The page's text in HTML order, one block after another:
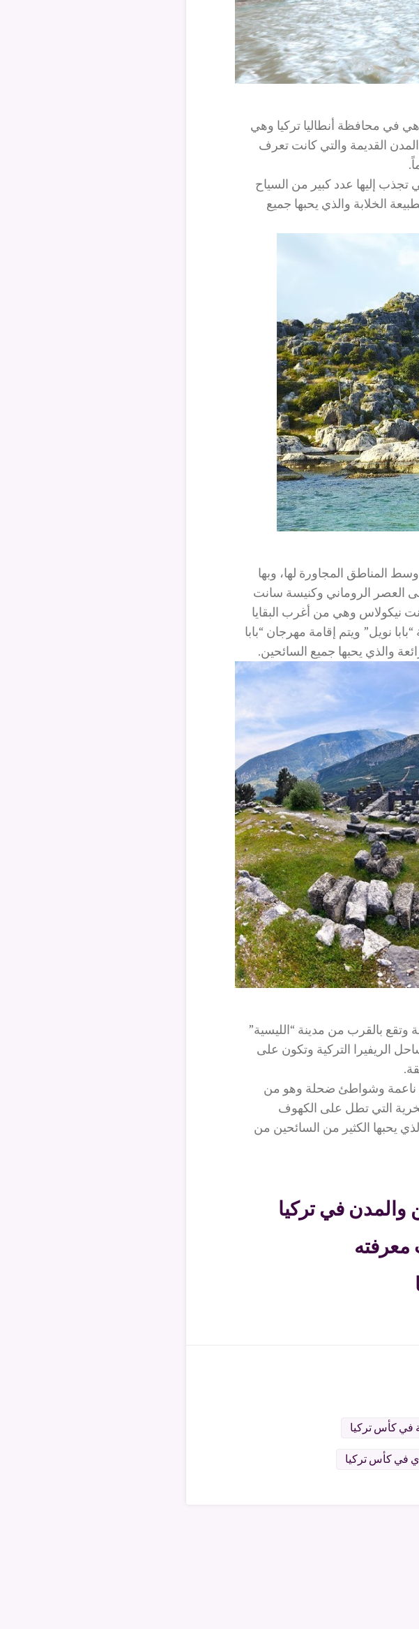
في محافظة أنطاليا تركيا وهي
القديمة والتي كانت تعرف
تجذب إليها عدد كبير من السياح
الخلابة والذي يحبها جميع
المناطق المجاورة لها، وبها
العصر الروماني وكنيسة سانت
نيكولاس وهي من أغرب البقايا
نويل” ويتم إقامة مهرجان “بابا
والذي يحبها جميع السائحين.
بالقرب من مدينة “الليسية”
الريفيرا التركية وتكون على
فيه رمال ناعمة وشواطئ ضحلة وهو من
التي تطل على الكهوف
يحبها الكثير من السائحين من
معرفته
في كأس تركيا
في كأس تركيا